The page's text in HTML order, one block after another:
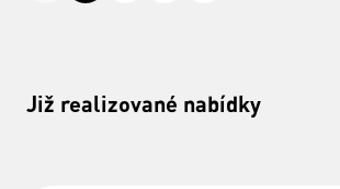
Již realizované nabídky